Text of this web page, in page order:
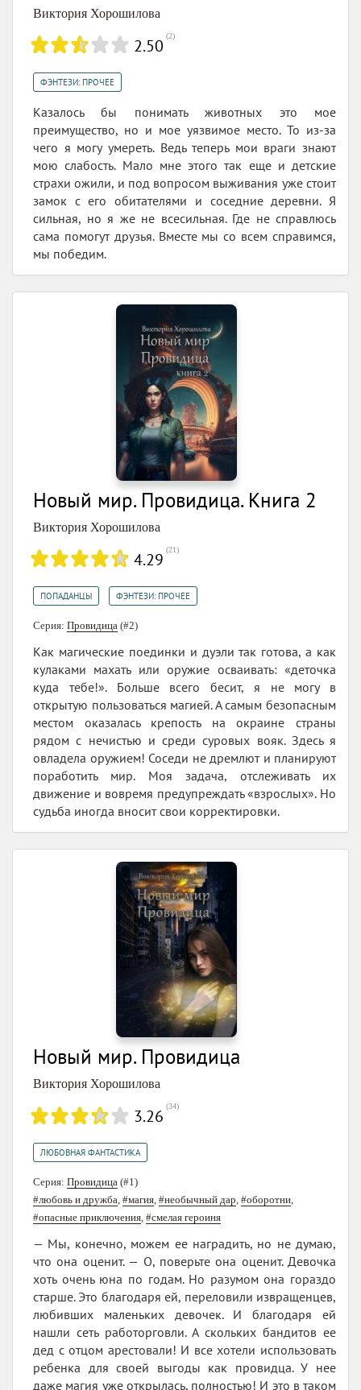
Виктория Хорошилова
2.50 (2)
ФЭНТЕЗИ: ПРОЧЕЕ
Казалось бы понимать животных это мое
преимущество, но и мое уязвимое место. То из-за
чего я могу умереть. Ведь теперь мои враги знают
мою слабость. Мало мне этого так еще и детские
страхи ожили, и под вопросом выживания уже стоит
замок с его обитателями и соседние деревни. Я
сильная, но я же не всесильная. Где не справлюсь
сама помогут друзья. Вместе мы со всем справимся,
мы победим.
Новый мир. Провидица. Книга 2
Виктория Хорошилова
4.29 (21)
ПОПАДАНЦЫ ФЭНТЕЗИ: ПРОЧЕЕ
Серия: Провидица (#2)
Как магические поединки и дуэли так готова, а как
кулаками махать или оружие осваивать: «деточка
куда тебе!». Больше всего бесит, я не могу в
открытую пользоваться магией. А самым безопасным
местом оказалась крепость на окраине страны
рядом с нечистью и среди суровых вояк. Здесь я
овладела оружием! Соседи не дремлют и планируют
поработить мир. Моя задача, отслеживать их
движение и вовремя предупреждать «взрослых». Но
судьба иногда вносит свои корректировки.
Новый мир. Провидица
Виктория Хорошилова
3.26 (34)
ЛЮБОВНАЯ ФАНТАСТИКА
Серия: Провидица (#1)
#любовь и дружба, #магия, #необычный дар, #оборотни,
#опасные приключения, #смелая героиня
— Мы, конечно, можем ее наградить, но не думаю,
что она оценит. — О, поверьте она оценит. Девочка
хоть очень юна по годам. Но разумом она гораздо
старше. Это благодаря ей, переловили извращенцев,
любивших маленьких девочек. И благодаря ей
нашли сеть работорговли. А скольких бандитов ее
дед с отцом арестовали! И все хотели использовать
ребенка для своей выгоды как провидца. У нее
даже магия уже открылась, полностью! И это в таком